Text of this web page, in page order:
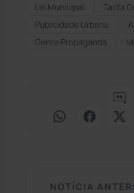
Lei Municipal
Tarifa
Publicidade Urbana
Gente Propaganda
NOTÍCIA